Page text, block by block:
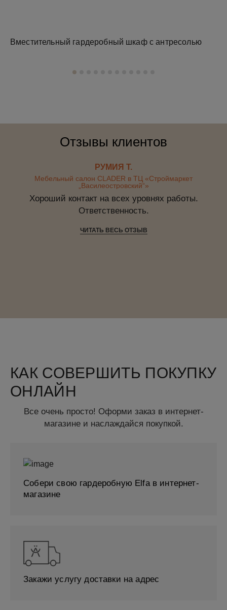
Вместительный гардеробный шкаф с антресолью
Отзывы клиентов
РУМИЯ Т.
Мебельный салон CLADER в ТЦ «Строймаркет
„Василеостровский“»
Хороший контакт на всех уровнях работы.
Ответственность.
ЧИТАТЬ ВЕСЬ ОТЗЫВ
КАК СОВЕРШИТЬ ПОКУПКУ
ОНЛАЙН
Все очень просто! Оформи заказ в интернет-
магазине и наслаждайся покупкой.
Собери свою гардеробную Elfa в интернет-
магазине
Закажи услугу доставки на адрес